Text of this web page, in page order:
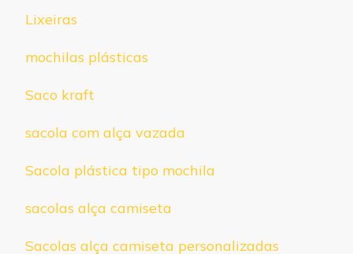
Lixeiras
mochilas plásticas
Saco kraft
sacola com alça vazada
Sacola plástica tipo mochila
sacolas alça camiseta
Sacolas alça camiseta personalizadas